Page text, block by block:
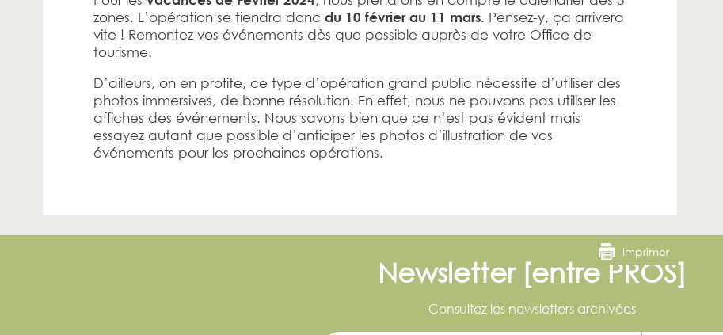
zones. L’opération se tiendra donc du 10 février au 11 mars. Pensez-y, ça arrivera
vite ! Remontez vos événements dès que possible auprès de votre Office de
tourisme.
D’ailleurs, on en profite, ce type d’opération grand public nécessite d’utiliser des
photos immersives, de bonne résolution. En effet, nous ne pouvons pas utiliser les
affiches des événements. Nous savons bien que ce n’est pas évident mais
essayez autant que possible d’anticiper les photos d’illustration de vos
événements pour les prochaines opérations.
Imprimer
Newsletter [entre PROS]
Consultez les newsletters archivées